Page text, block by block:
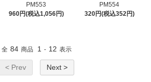
PM553
960円(税込1,056円)
PM554
320円(税込352円)
全 84 商品 1 - 12 表示
< Prev Next >